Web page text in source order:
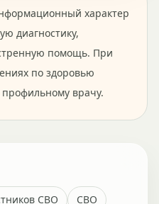
характер
диагностику,
помощь. При
по здоровью
врачу.
СВО
СВО